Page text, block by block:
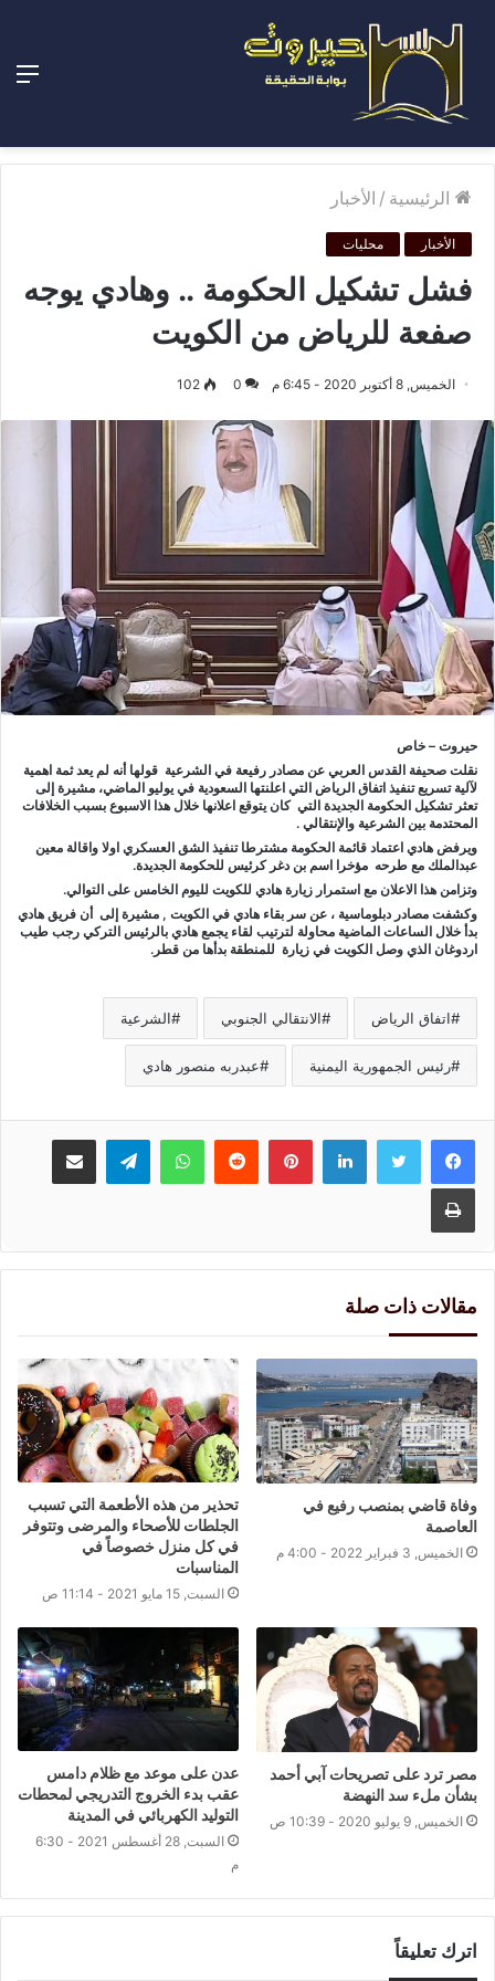
الرئيسية / الأخبار
الأخبار محليات
فشل تشكيل الحكومة .. وهادي يوجه
صفعة للرياض من الكويت
الخميس, 8 أكتوبر 2020 - 6:45 م 0
102
حيروت – خاص
نقلت صحيفة القدس العربي عن مصادر رفيعة في الشرعية قولها أنه لم يعد ثمة اهمية
لآلية تسريع تنفيذ اتفاق الرياض التي اعلنتها السعودية في يوليو الماضي، مشيرة إلى
تعثر تشكيل الحكومة الجديدة التي كان يتوقع اعلانها خلال هذا الاسبوع بسبب الخلافات
المحتدمة بين الشرعية والإنتقالي .
ويرفض هادي اعتماد قائمة الحكومة مشترطا تنفيذ الشق العسكري اولا واقالة معين
عبدالملك مع طرحه مؤخرا اسم بن دغر كرئيس للحكومة الجديدة.
وتزامن هذا الاعلان مع استمرار زيارة هادي للكويت لليوم الخامس على التوالي.
وكشفت مصادر دبلوماسية ، عن سر بقاء هادي في الكويت , مشيرة إلى أن فريق هادي
بدأ خلال الساعات الماضية محاولة لترتيب لقاء يجمع هادي بالرئيس التركي رجب طيب
اردوغان الذي وصل الكويت في زيارة للمنطقة بدأها من قطر.
اتفاق الرياض الانتقالي الجنوبي الشرعية
رئيس الجمهورية اليمنية عبدربه منصور هادي
لينكدإنبينتيريست واتسابتيلقرام مشاركة عبر البريد
طباعة
مقالات ذات صلة
وفاة قاضي بمنصب رفيع في
العاصمة
الخميس, 3 فبراير 2022 - 4:00 م
تحذير من هذه الأطعمة التي تسبب
الجلطات للأصحاء والمرضى وتتوفر
في كل منزل خصوصاً في
المناسبات
السبت, 15 مايو 2021 - 11:14 ص
مصر ترد على تصريحات آبي أحمد
بشأن ملء سد النهضة
الخميس, 9 يوليو 2020 - 10:39 ص
عدن على موعد مع ظلام دامس
عقب بدء الخروج التدريجي لمحطات
التوليد الكهربائي في المدينة
السبت, 28 أغسطس 2021 - 6:30
م
اترك تعليقاً